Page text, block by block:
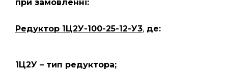
при замовленні:
Редуктор 1Ц2У-100-25-12-У3, де:
1Ц2У – тип редуктора;